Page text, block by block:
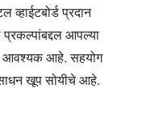
प्रदान
आपल्या
आवश्यक आहे. सहयोग
खूप सोयीचे आहे.